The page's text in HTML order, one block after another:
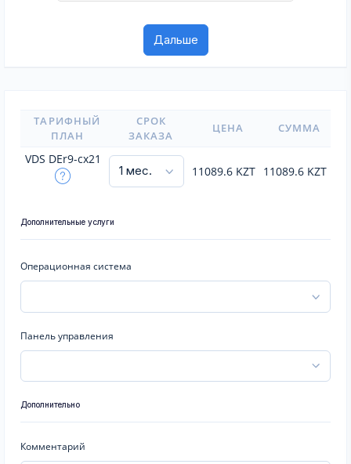
ТАРИФНЫЙ
ПЛАН
СРОК
ЗАКАЗА
ЦЕНА СУММА
VDS DEr9-cx21
11089.6 KZT 11089.6 KZT
Дополнительные услуги
Операционная система
Панель управления
Дополнительно
Комментарий